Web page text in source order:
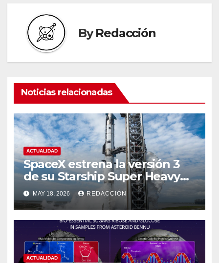
ByRedacción
Noticias relacionadas
ACTUALIDAD
SpaceX estrena la versión 3
de su Starship Super Heavy
esta semana
MAY 18, 2026 REDACCIÓN
ACTUALIDAD